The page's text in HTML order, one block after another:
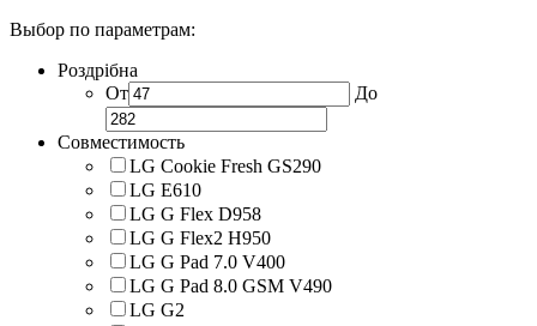
Выбор по параметрам:
Роздрібна
От
До
Совместимость
LG Cookie Fresh GS290
LG E610
LG G Flex D958
LG G Flex2 H950
LG G Pad 7.0 V400
LG G Pad 8.0 GSM V490
LG G2